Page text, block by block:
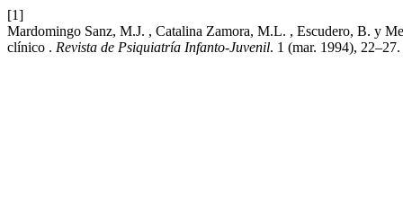
[1]
Mardomingo Sanz, M.J. , Catalina Zamora, M.L. , Escudero, B. y
clínico . Revista de Psiquiatría Infanto-Juvenil. 1 (mar. 1994), 22–27.